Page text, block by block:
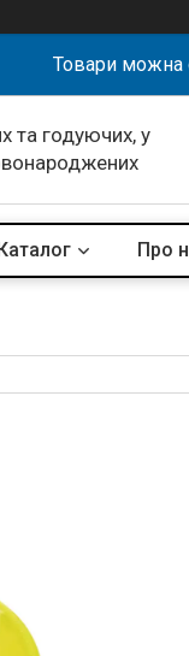
Товари можна
та годуючих, у
Про